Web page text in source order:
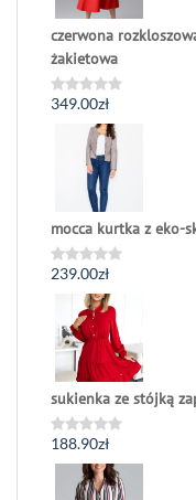
czerwona
żakietowa
Oceniono
349.00zł
mocca kurtka z eko-
Oceniono
239.00zł
sukienka ze stójką
Oceniono
0
188.90zł